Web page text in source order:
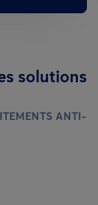
solutions
ANTI-